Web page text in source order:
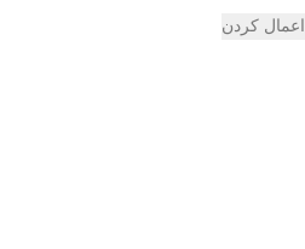
اعمال کردن